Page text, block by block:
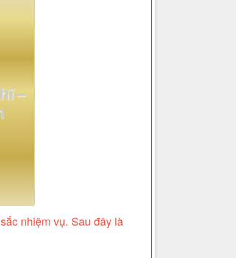
nhiệm vụ. Sau đây là